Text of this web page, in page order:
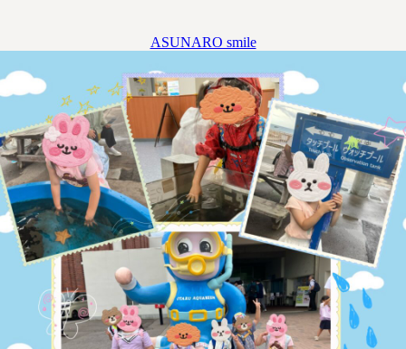
ASUNARO smile